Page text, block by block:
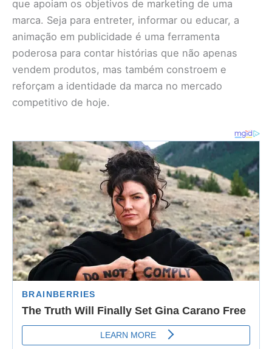
que apoiam os objetivos de marketing de uma
marca. Seja para entreter, informar ou educar, a
animação em publicidade é uma ferramenta
poderosa para contar histórias que não apenas
vendem produtos, mas também constroem e
reforçam a identidade da marca no mercado
competitivo de hoje.